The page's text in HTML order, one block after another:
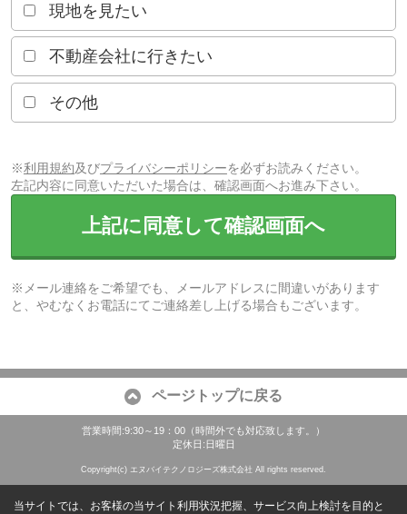
現地を見たい
不動産会社に行きたい
その他
※利用規約及びプライバシーポリシーを必ずお読みください。
左記内容に同意いただいた場合は、確認画面へお進み下さい。
上記に同意して確認画面へ
※メール連絡をご希望でも、メールアドレスに間違いがあります
と、やむなくお電話にてご連絡差し上げる場合もございます。
ページトップに戻る
営業時間:9:30～19：00（時間外でも対応致します。）
定休日:日曜日
Copyright(c) エヌバイテクノロジーズ株式会社 All rights reserved.
当サイトでは、お客様の当サイト利用状況把握、サービス向上検討を目的と